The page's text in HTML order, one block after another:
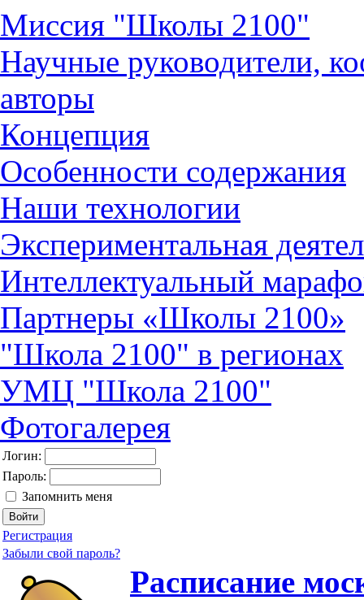
Миссия "Школы 2100"
Научные руководители,
авторы
Концепция
Особенности содержания
Наши технологии
Экспериментальная
Интеллектуальный
Партнеры «Школы 2100»
"Школа 2100" в регионах
УМЦ "Школа 2100"
Фотогалерея
Логин:
Пароль:
Запомнить меня
Регистрация
Забыли свой пароль?
Расписание